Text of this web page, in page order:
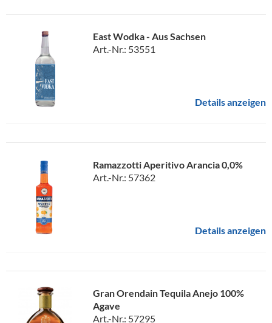
East Wodka - Aus Sachsen
Art.-Nr.: 53551
Details anzeigen
Ramazzotti Aperitivo Arancia 0,0%
Art.-Nr.: 57362
Details anzeigen
Gran Orendain Tequila Anejo 100%
Agave
Art.-Nr.: 57295